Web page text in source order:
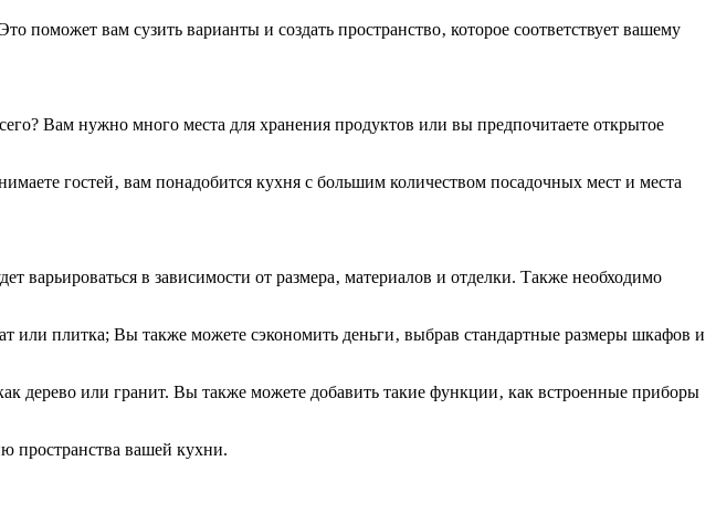
вам сузить варианты и создать пространство‚ которое соответствует вашему
Вам нужно много места для хранения продуктов или вы предпочитаете открытое
гостей‚ вам понадобится кухня с большим количеством посадочных мест и места
варьироваться в зависимости от размера‚ материалов и отделки. Также необходимо
или плитка; Вы также можете сэкономить деньги‚ выбрав стандартные размеры шкафов и
дерево или гранит. Вы также можете добавить такие функции‚ как встроенные приборы
пространства вашей кухни.